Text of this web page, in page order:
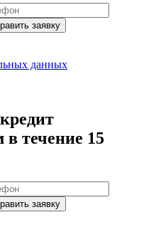
заявку
данных
течение 15
заявку